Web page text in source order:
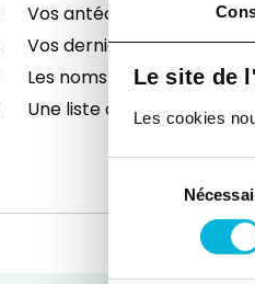
Le site de
Les cookies
consentement
Vos antécédents familiaux
Vos dernières
Les noms des médecins
Une liste de questions à